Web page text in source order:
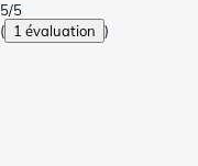
5/5
( 1 évaluation )